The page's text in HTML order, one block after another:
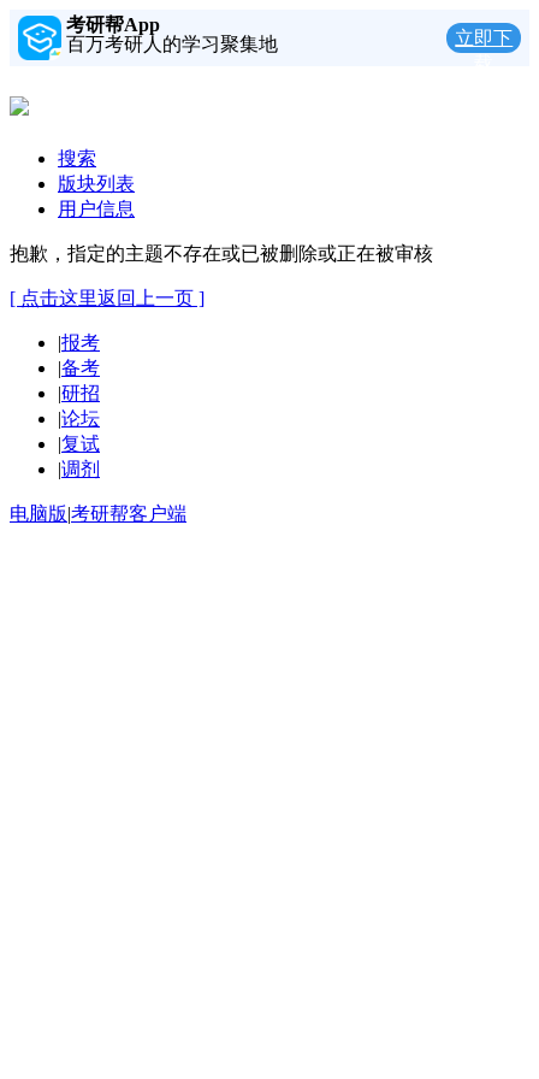
考研帮App
百万考研人的学习聚集地
立即下
搜索
版块列表
用户信息
抱歉，指定的主题不存在或已被删除或正在被审核
[ 点击这里返回上一页 ]
|报考
|备考
|研招
|论坛
|复试
|调剂
电脑版|考研帮客户端